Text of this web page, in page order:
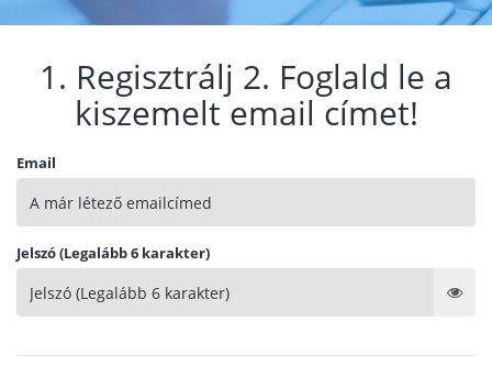
1. Regisztrálj 2. Foglald le a
kiszemelt email címet!
Email
Jelszó (Legalább 6 karakter)